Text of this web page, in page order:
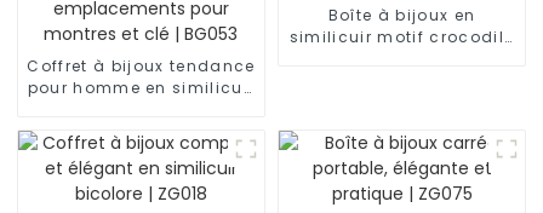
Coffret à bijoux tendance
pour homme en similicuir
emplacements pour
montres et clé | BG053
Boîte à bijoux en
similicuir motif crocodile